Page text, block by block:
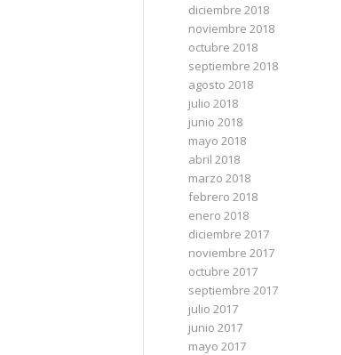
diciembre 2018
noviembre 2018
octubre 2018
septiembre 2018
agosto 2018
julio 2018
junio 2018
mayo 2018
abril 2018
marzo 2018
febrero 2018
enero 2018
diciembre 2017
noviembre 2017
octubre 2017
septiembre 2017
julio 2017
junio 2017
mayo 2017